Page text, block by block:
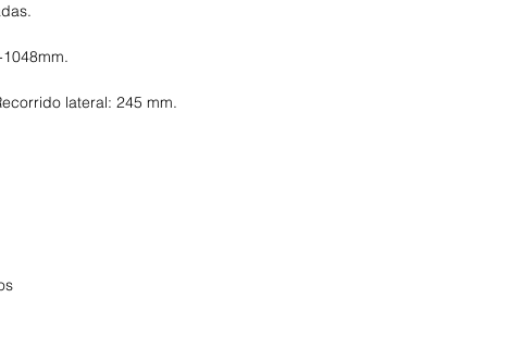
lateral: 245 mm.